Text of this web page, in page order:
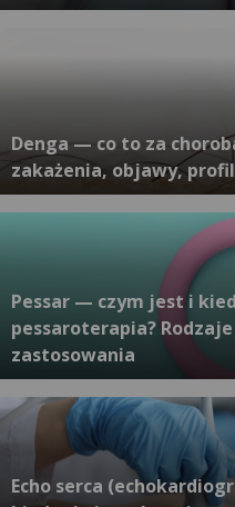
Denga — co to za
zakażenia, objawy,
Pessar — czym jest i
pessaroterapia?
zastosowania
Echo serca